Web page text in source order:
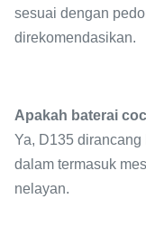
sesuai dengan
direkomendasikan.
Apakah baterai
Ya, D135
dalam termasuk
nelayan.